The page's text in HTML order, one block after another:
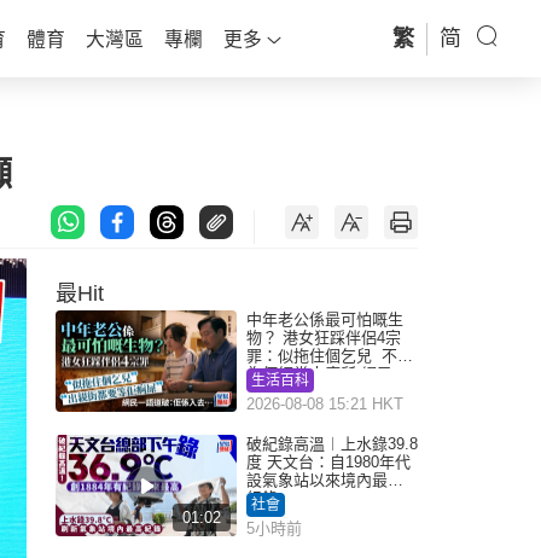
體育 大灣區 專欄 更多 繁 简
最Hit
中年老公係最可怕嘅生
物？ 港女狂踩伴侶4宗
罪：似拖住個乞兒 不解
為何經常去廁所 網民一
語道破
生活百科
2026-08-08 15:21 HKT
01:02
破紀錄高溫︱上水錄39.8
度 天文台：自1980年代
設氣象站以來境內最高
紀錄
社會
5小時前